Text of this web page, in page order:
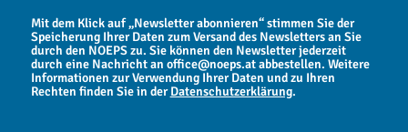
Mit dem Klick auf „Newsletter abonnieren“ stimmen Sie der
Speicherung Ihrer Daten zum Versand des Newsletters an Sie
durch den NOEPS zu. Sie können den Newsletter jederzeit
durch eine Nachricht an office@noeps.at abbestellen. Weitere
Informationen zur Verwendung Ihrer Daten und zu Ihren
Rechten finden Sie in derDatenschutzerklärung.